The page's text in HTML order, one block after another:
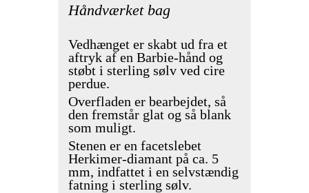
Håndværket bag
Vedhænget er skabt ud fra et
aftryk af en Barbie-hånd og
støbt i sterling sølv ved cire
perdue.
Overfladen er bearbejdet, så
den fremstår glat og så blank
som muligt.
Stenen er en facetslebet
Herkimer-diamant på ca. 5
mm, indfattet i en selvstændig
fatning i sterling sølv.